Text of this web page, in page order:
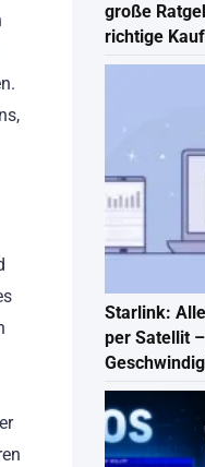
große
richtige
Starlink:
per Satellit